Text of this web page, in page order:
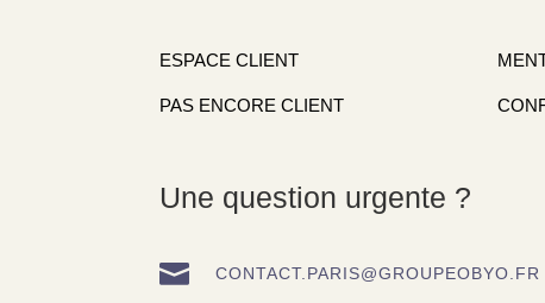
ESPACE CLIENT
PAS ENCORE CLIENT
Une question urgente ?
 CONTACT.PARIS@GROUPEOBYO.FR